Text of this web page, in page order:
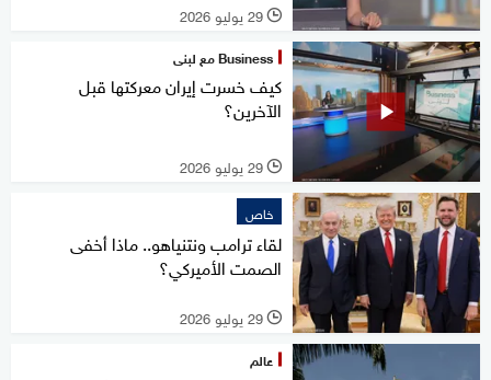
l 29 يوليو 2026
Business مع لبنى
كيف خسرت إيران معركتها قبل
الآخرين؟
l 29 يوليو 2026
خاص
لقاء ترامب ونتنياهو.. ماذا أخفى
الصمت الأميركي؟
l 29 يوليو 2026
عالم